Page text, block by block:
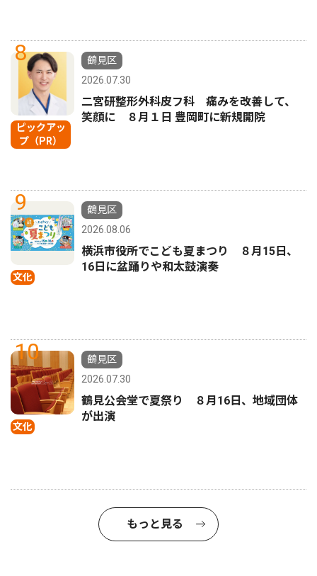
8
ピックアッ
プ（PR）
鶴見区
2026.07.30
二宮研整形外科皮フ科 痛みを改善して、
笑顔に ８月１日 豊岡町に新規開院
9
文化
鶴見区
2026.08.06
横浜市役所でこども夏まつり ８月15日、
16日に盆踊りや和太鼓演奏
10
文化
鶴見区
2026.07.30
鶴見公会堂で夏祭り ８月16日、地域団体
が出演
もっと見る